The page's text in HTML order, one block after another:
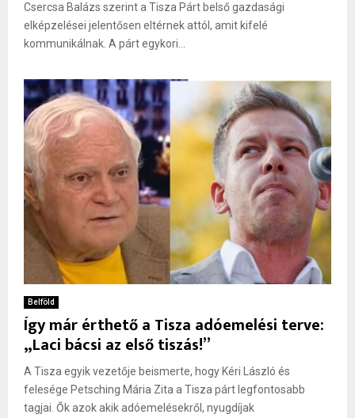
Csercsa Balázs szerint a Tisza Párt belső gazdasági
elképzelései jelentősen eltérnek attól, amit kifelé
kommunikálnak. A párt egykori...
Belföld
Így már érthető a Tisza adóemelési terve:
„Laci bácsi az első tiszás!”
A Tisza egyik vezetője beismerte, hogy Kéri László és
felesége Petsching Mária Zita a Tisza párt legfontosabb
tagjai. Ők azok akik adóemelésekről, nyugdíjak